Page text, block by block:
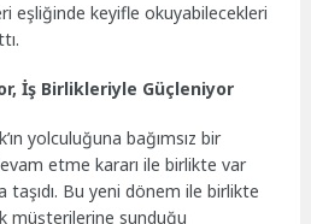
eşliğinde keyifle okuyabilecekleri
İş Birlikleriyle Güçleniyor
yolculuğuna bağımsız bir
etme kararı ile birlikte var
Bu yeni dönem ile birlikte
müşterilerine sunduğu